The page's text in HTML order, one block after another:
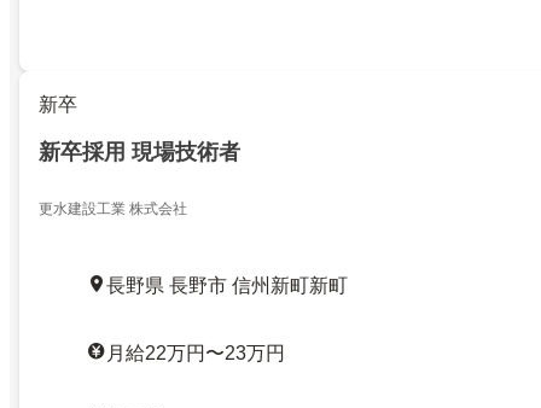
新卒
新卒採用 現場技術者
更水建設工業 株式会社
長野県 長野市 信州新町新町
月給22万円〜23万円